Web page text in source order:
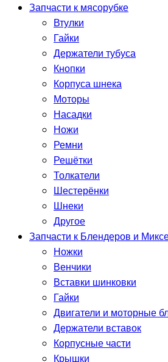
Запчасти к мясорубке
Втулки
Гайки
Держатели тубуса
Кнопки
Корпуса шнека
Моторы
Насадки
Ножи
Ремни
Решётки
Толкатели
Шестерёнки
Шнеки
Другое
Запчасти к Блендеров и
Ножки
Венчики
Вставки шинковки
Гайки
Двигатели и моторные
Держатели вставок
Корпусные части
Крышки